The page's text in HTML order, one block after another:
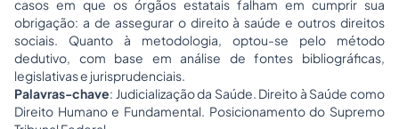
casos em que os órgãos estatais falham em cumprir sua
obrigação: a de assegurar o direito à saúde e outros direitos
sociais. Quanto à metodologia, optou-se pelo método
dedutivo, com base em análise de fontes bibliográficas,
legislativas e jurisprudenciais.
Palavras-chave: Judicialização da Saúde. Direito à Saúde como
Direito Humano e Fundamental. Posicionamento do Supremo